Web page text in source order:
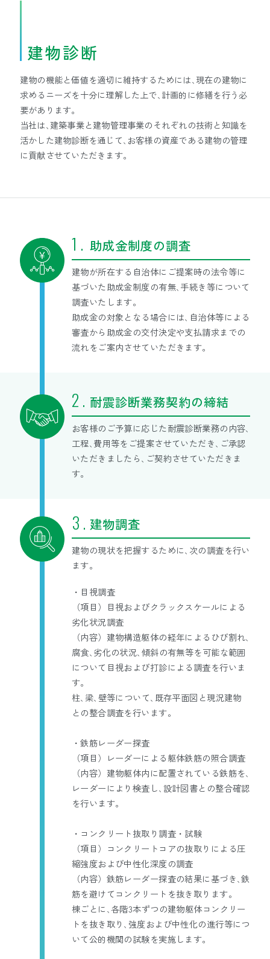
建物診断
建物の機能と価値を適切に維持するためには､現在の建物に
求めるニーズを十分に理解した上で､計画的に修繕を行う必
要があります。
当社は､建築事業と建物管理事業のそれぞれの技術と知識を
活かした建物診断を通じて､お客様の資産である建物の管理
に貢献させていただきます。
助成金制度の調査
建物が所在する自治体にご提案時の法令等に
基づいた助成金制度の有無､手続き等について
調査いたします。
助成金の対象となる場合には､自治体等による
審査から助成金の交付決定や支払請求までの
流れをご案内させていただきます。
耐震診断業務契約の締結
お客様のご予算に応じた耐震診断業務の内容､
工程､費用等をご提案させていただき､ご承認
いただきましたら､ご契約させていただきま
す。
建物調査
建物の現状を把握するために､次の調査を行い
ます。
・目視調査
（項目）
目視およびクラックスケールによる
劣化状況調査
（内容） 建物構造躯体の経年によるひび割れ､
腐食､劣化の状況､傾斜の有無等を可能な範囲
について目視および打診による調査を行いま
す。
柱､梁､壁等について､既存平面図と現況建物
との整合調査を行います。
・鉄筋レーダー探査
（項目）
レーダーによる躯体鉄筋の照合調査
（内容） 建物躯体内に配置されている鉄筋を､
レーダーにより検査し､設計図書との整合確認
を行います。
・コンクリート抜取り調査・試験
（項目） コンクリートコアの抜取りによる圧
縮強度および中性化深度の調査
（内容） 鉄筋レーダー探査の結果に基づき､鉄
筋を避けてコンクリートを抜き取ります。
棟ごとに､各階3本ずつの建物躯体コンクリー
トを抜き取り､強度および中性化の進行等につ
いて公的機関の試験を実施します。